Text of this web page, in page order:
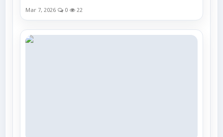
Mar 7, 2026 0 22